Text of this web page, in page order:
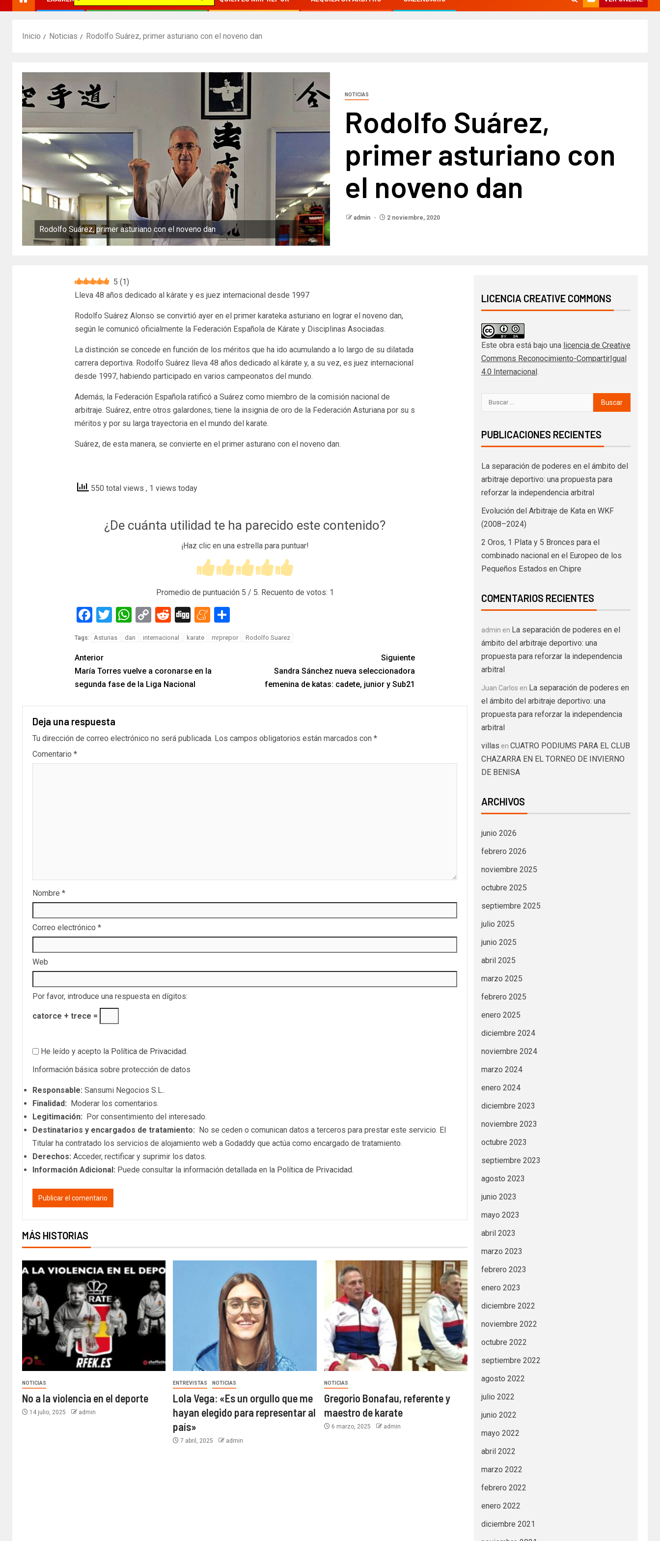
Inicio Noticias Rodolfo Suárez, primer asturiano con el noveno dan
Rodolfo Suárez, primer asturiano con el noveno dan
NOTICIAS
Rodolfo Suárez,
primer asturiano con
el noveno dan
admin 2 noviembre, 2020
5 (1)
Lleva 48 años dedicado al kárate y es juez internacional desde 1997
Rodolfo Suárez Alonso se convirtió ayer en el primer karateka asturiano en lograr el noveno dan,
según le comunicó oficialmente la Federación Española de Kárate y Disciplinas Asociadas.
La distinción se concede en función de los méritos que ha ido acumulando a lo largo de su dilatada
carrera deportiva. Rodolfo Suárez lleva 48 años dedicado al kárate y, a su vez, es juez internacional
desde 1997, habiendo participado en varios campeonatos del mundo.
Además, la Federación Española ratificó a Suárez como miembro de la comisión nacional de
arbitraje. Suárez, entre otros galardones, tiene la insignia de oro de la Federación Asturiana por su s
méritos y por su larga trayectoria en el mundo del karate.
Suárez, de esta manera, se convierte en el primer asturano con el noveno dan.
550 total views , 1 views today
¿De cuánta utilidad te ha parecido este contenido?
¡Haz clic en una estrella para puntuar!
Promedio de puntuación 5 / 5. Recuento de votos: 1
Facebook
Twitter
WhatsApp
Copy
Link
Reddit
DiggMeneame
Compartir
Tags: Asturias dan internacional karate mrprepor Rodolfo Suarez
Anterior
María Torres vuelve a coronarse en la
segunda fase de la Liga Nacional
Siguiente
Sandra Sánchez nueva seleccionadora
femenina de katas: cadete, junior y Sub21
Deja una respuesta
Tu dirección de correo electrónico no será publicada. Los campos obligatorios están marcados con *
Comentario *
Nombre *
Correo electrónico *
Web
Por favor, introduce una respuesta en dígitos:
catorce + trece =
He leído y acepto la Política de Privacidad.
Información básica sobre protección de datos
Responsable: Sansumi Negocios S.L..
Finalidad: Moderar los comentarios.
Legitimación: Por consentimiento del interesado.
Destinatarios y encargados de tratamiento: No se ceden o comunican datos a terceros para prestar este servicio. El
Titular ha contratado los servicios de alojamiento web a Godaddy que actúa como encargado de tratamiento.
Derechos: Acceder, rectificar y suprimir los datos.
Información Adicional: Puede consultar la información detallada en la Política de Privacidad.
MÁS HISTORIAS
NOTICIAS
No a la violencia en el deporte
14 julio, 2025 admin
ENTREVISTAS NOTICIAS
Lola Vega: «Es un orgullo que me
hayan elegido para representar al
país»
7 abril, 2025 admin
NOTICIAS
Gregorio Bonafau, referente y
maestro de karate
6 marzo, 2025 admin
LICENCIA CREATIVE COMMONS
Este obra está bajo una licencia de Creative
Commons Reconocimiento-CompartirIgual
4.0 Internacional.
PUBLICACIONES RECIENTES
La separación de poderes en el ámbito del
arbitraje deportivo: una propuesta para
reforzar la independencia arbitral
Evolución del Arbitraje de Kata en WKF
(2008–2024)
2 Oros, 1 Plata y 5 Bronces para el
combinado nacional en el Europeo de los
Pequeños Estados en Chipre
COMENTARIOS RECIENTES
admin en La separación de poderes en el
ámbito del arbitraje deportivo: una
propuesta para reforzar la independencia
arbitral
Juan Carlos en La separación de poderes en
el ámbito del arbitraje deportivo: una
propuesta para reforzar la independencia
arbitral
villas en CUATRO PODIUMS PARA EL CLUB
CHAZARRA EN EL TORNEO DE INVIERNO
DE BENISA
ARCHIVOS
junio 2026
febrero 2026
noviembre 2025
octubre 2025
septiembre 2025
julio 2025
junio 2025
abril 2025
marzo 2025
febrero 2025
enero 2025
diciembre 2024
noviembre 2024
marzo 2024
enero 2024
diciembre 2023
noviembre 2023
octubre 2023
septiembre 2023
agosto 2023
junio 2023
mayo 2023
abril 2023
marzo 2023
febrero 2023
enero 2023
diciembre 2022
noviembre 2022
octubre 2022
septiembre 2022
agosto 2022
julio 2022
junio 2022
mayo 2022
abril 2022
marzo 2022
febrero 2022
enero 2022
diciembre 2021